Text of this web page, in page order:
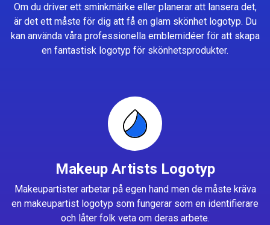
Om du driver ett sminkmärke eller planerar att lansera det,
är det ett måste för dig att få en glam skönhet logotyp. Du
kan använda våra professionella emblemidéer för att skapa
en fantastisk logotyp för skönhetsprodukter.
Makeup Artists Logotyp
Makeupartister arbetar på egen hand men de måste kräva
en makeupartist logotyp som fungerar som en identifierare
och låter folk veta om deras arbete.